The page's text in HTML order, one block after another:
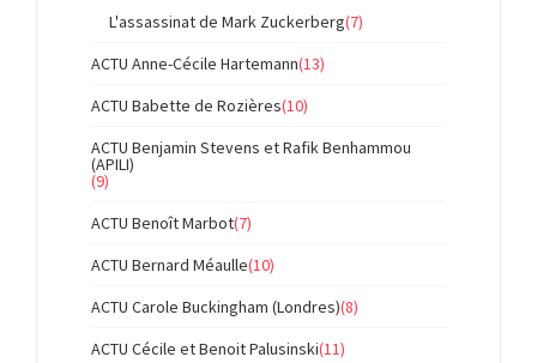
L'assassinat de Mark Zuckerberg(7)
ACTU Anne-Cécile Hartemann(13)
ACTU Babette de Rozières(10)
ACTU Benjamin Stevens et Rafik Benhammou
(APILI)
(9)
ACTU Benoît Marbot(7)
ACTU Bernard Méaulle(10)
ACTU Carole Buckingham (Londres)(8)
ACTU Cécile et Benoit Palusinski(11)